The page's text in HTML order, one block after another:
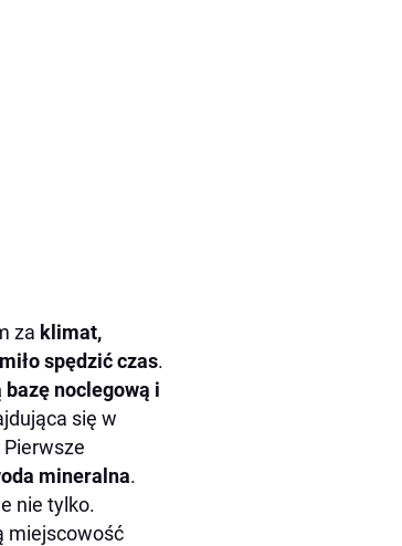
za klimat,
spędzić czas.
noclegową i
się w
Pierwsze
mineralna.
nie tylko.
miejscowość